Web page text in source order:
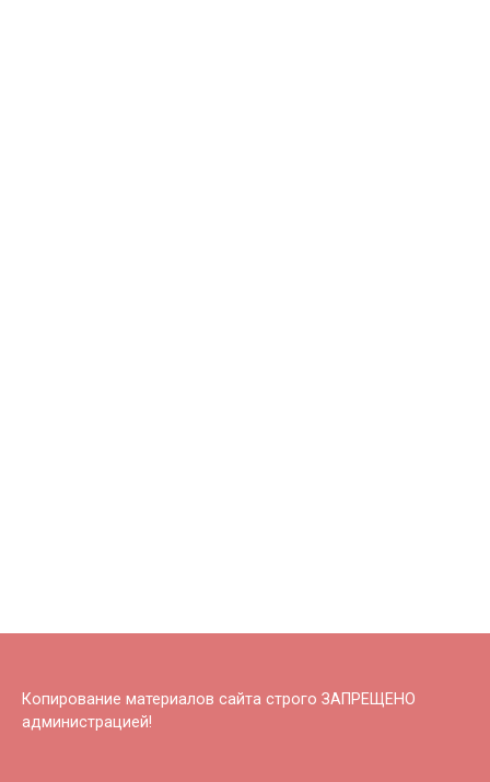
Копирование материалов сайта строго ЗАПРЕЩЕНО
администрацией!